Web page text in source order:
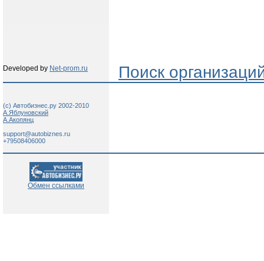
Developed by Net-prom.ru Поиск
(c) Автобизнес.ру 2002-2010
А.Яблуновский
А.Акопянц
support@autobiznes.ru
+79508406000
Обмен ссылками